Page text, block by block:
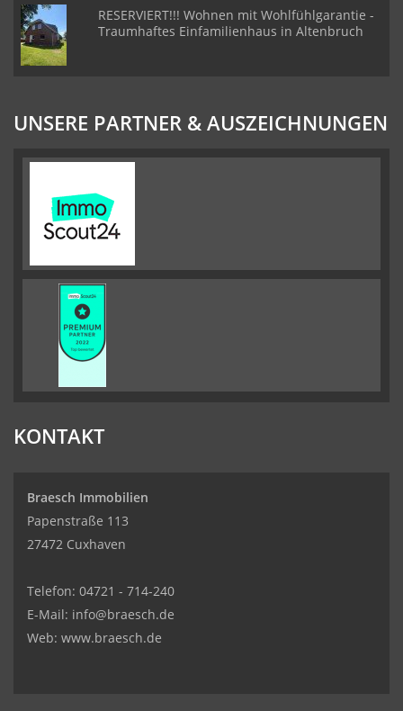
RESERVIERT!!! Wohnen mit Wohlfühlgarantie -
Traumhaftes Einfamilienhaus in Altenbruch
UNSERE PARTNER & AUSZEICHNUNGEN
KONTAKT
Braesch Immobilien
Papenstraße 113
27472 Cuxhaven
Telefon: 04721 - 714-240
E-Mail: info@braesch.de
Web: www.braesch.de